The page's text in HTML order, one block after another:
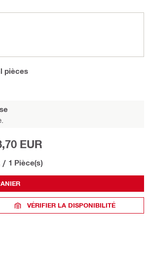
pièces
EUR
/ 1 Pièce(s)
VÉRIFIER LA DISPONIBILITÉ